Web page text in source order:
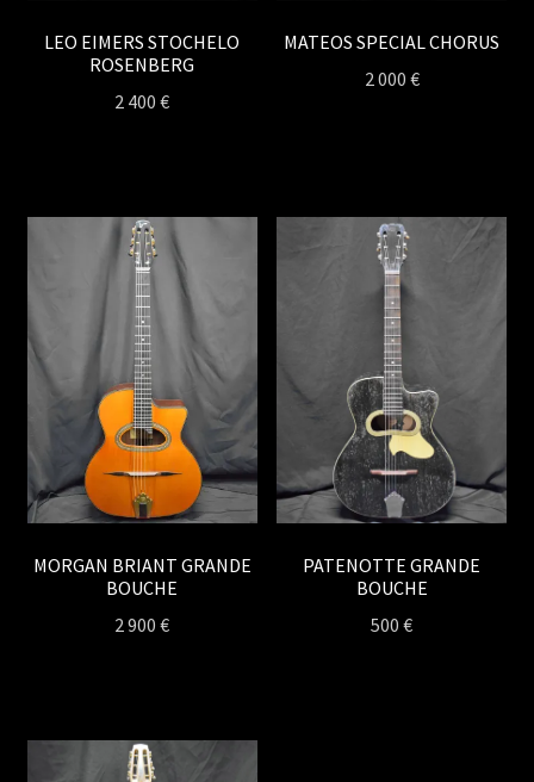
LEO EIMERS STOCHELO
ROSENBERG
2 400€
MATEOS SPECIAL CHORUS
2 000 €
MORGAN BRIANT GRANDE
BOUCHE
2 900€
PATENOTTE GRANDE
BOUCHE
500€